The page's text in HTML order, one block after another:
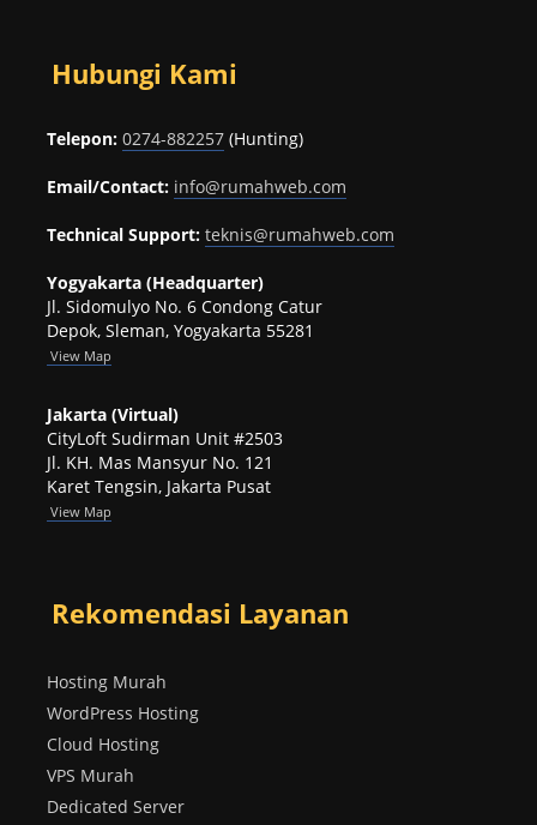
Hubungi Kami
Telepon: 0274-882257 (Hunting)
Email/Contact: info@rumahweb.com
Technical Support: teknis@rumahweb.com
Yogyakarta (Headquarter)
Jl. Sidomulyo No. 6 Condong Catur
Depok, Sleman, Yogyakarta 55281
View Map
Jakarta (Virtual)
CityLoft Sudirman Unit #2503
Jl. KH. Mas Mansyur No. 121
Karet Tengsin, Jakarta Pusat
View Map
Rekomendasi Layanan
Hosting Murah
WordPress Hosting
Cloud Hosting
VPS Murah
Dedicated Server